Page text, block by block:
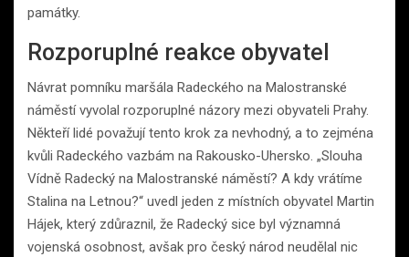
památky.
Rozporuplné reakce obyvatel
Návrat pomníku maršála Radeckého na Malostranské
náměstí vyvolal rozporuplné názory mezi obyvateli Prahy.
Někteří lidé považují tento krok za nevhodný, a to zejména
kvůli Radeckého vazbám na Rakousko-Uhersko. „Slouha
Vídně Radecký na Malostranské náměstí? A kdy vrátíme
Stalina na Letnou?“ uvedl jeden z místních obyvatel Martin
Hájek, který zdůraznil, že Radecký sice byl významná
vojenská osobnost, avšak pro český národ neudělal nic